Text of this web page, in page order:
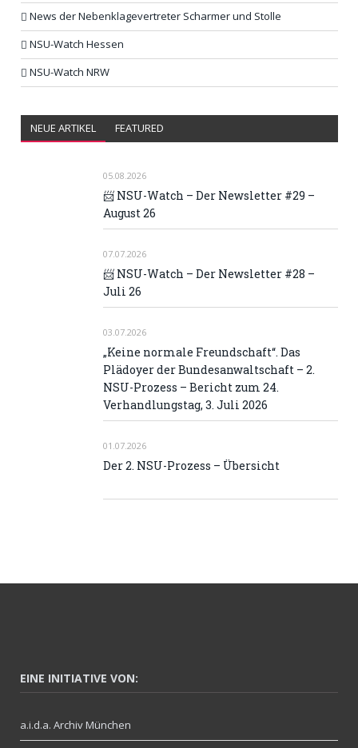
News der Nebenklagevertreter Scharmer und Stolle
NSU-Watch Hessen
NSU-Watch NRW
NEUE ARTIKEL FEATURED
05.08.2026
📨 NSU-Watch – Der Newsletter #29 –
August 26
07.07.2026
📨 NSU-Watch – Der Newsletter #28 –
Juli 26
03.07.2026
„Keine normale Freundschaft“. Das
Plädoyer der Bundesanwaltschaft – 2.
NSU-Prozess – Bericht zum 24.
Verhandlungstag, 3. Juli 2026
01.07.2026
Der 2. NSU-Prozess – Übersicht
EINE INITIATIVE VON:
a.i.d.a. Archiv München